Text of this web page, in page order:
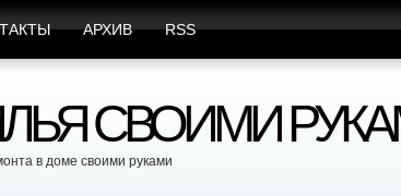
АРХИВ RSS
СВОИМИ
в доме своими руками